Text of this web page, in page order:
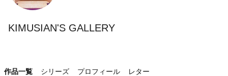
KIMUSIAN'S GALLERY
作品一覧 シリーズ プロフィール レター